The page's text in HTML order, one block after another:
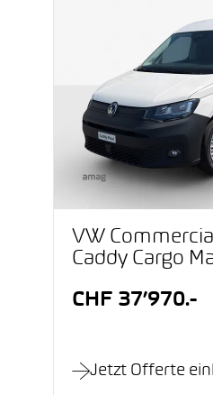
VW
Caddy Cargo
CHF 37’970.-
Jetzt Offerte